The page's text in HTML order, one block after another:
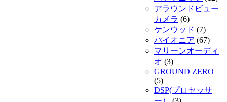
アラウンドビュー
カメラ (6)
ケンウッド (7)
パイオニア (67)
マリーンオーディ
オ (3)
GROUND ZERO
(5)
DSP(プロセッサ